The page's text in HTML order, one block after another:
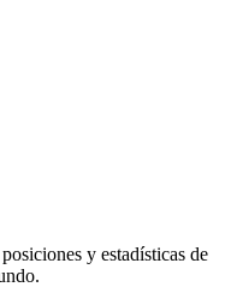
y estadísticas de